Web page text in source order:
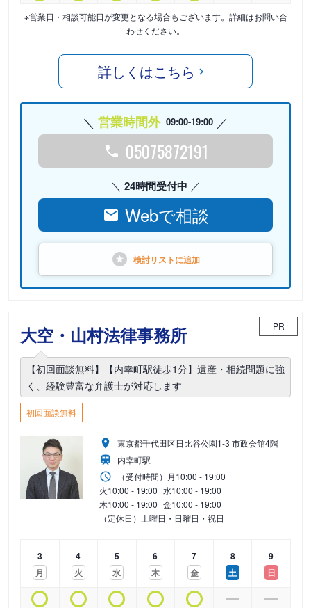
※営業日・相談可能日が変更となる場合もございます。詳細はお問い合
わせください。
詳しくはこちら
営業時間外 09:00-19:00
05075872191
24時間受付中
Webで相談
検討リストに追加
大空・山村法律事務所 PR
【初回面談無料】【内幸町駅徒歩1分】遺産・相続問題に強
く、経験豊富な弁護士が対応します
初回面談無料
東京都千代田区日比谷公園1-3 市政会館4階
内幸町駅
（受付時間） 月10:00 - 19:00
火10:00 - 19:00 水10:00 - 19:00
木10:00 - 19:00 金10:00 - 19:00
（定休日）土曜日・日曜日・祝日
3
月
4
火
5
水
6
木
7
金
8
土
9
日